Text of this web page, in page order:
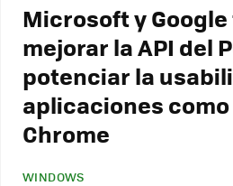
Microsoft y
mejorar la API del
potenciar la
aplicaciones como
Chrome
WINDOWS